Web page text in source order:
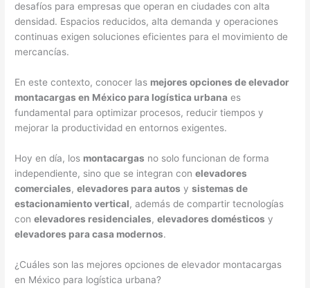
desafíos para empresas que operan en ciudades con alta
densidad. Espacios reducidos, alta demanda y operaciones
continuas exigen soluciones eficientes para el movimiento de
mercancías.
En este contexto, conocer las mejores opciones de elevador
montacargas en México para logística urbana es
fundamental para optimizar procesos, reducir tiempos y
mejorar la productividad en entornos exigentes.
Hoy en día, los montacargas no solo funcionan de forma
independiente, sino que se integran conelevadores
comerciales,elevadores para autos ysistemas de
estacionamiento vertical, además de compartir tecnologías
conelevadores residenciales,elevadores domésticos y
elevadores para casa modernos.
¿Cuáles son las mejores opciones de elevador montacargas
en México para logística urbana?